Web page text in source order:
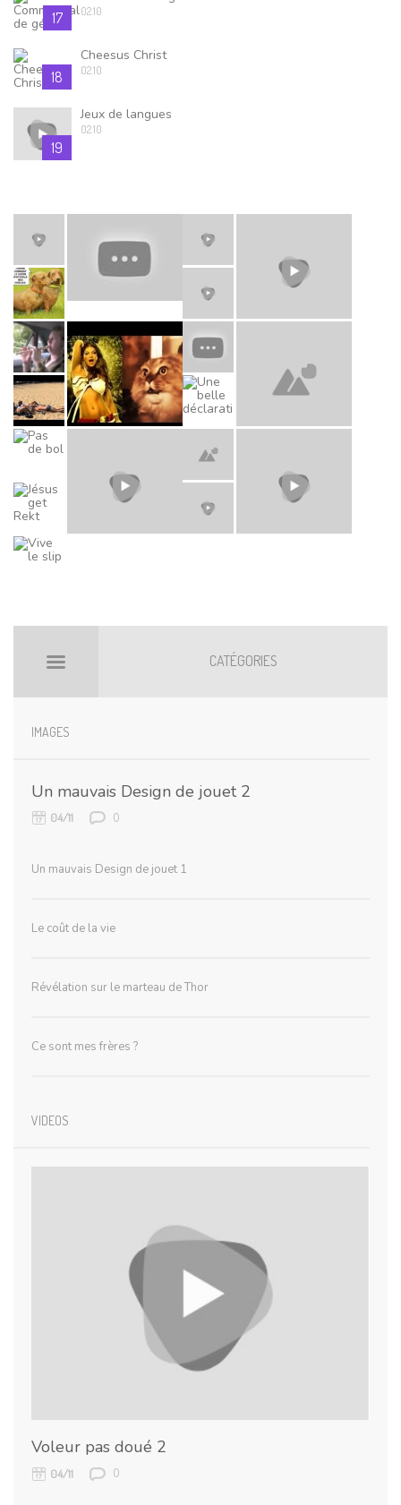
17 02.10
18
Cheesus Christ
02.10
19
Jeux de langues
02.10
CATÉGORIES
IMAGES
Un mauvais Design de jouet 2
04/11 0
Un mauvais Design de jouet 1
Le coût de la vie
Révélation sur le marteau de Thor
Ce sont mes frères ?
VIDEOS
Voleur pas doué 2
04/11 0